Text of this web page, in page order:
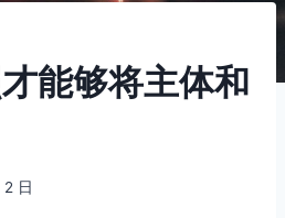
能够将主体和
2 日